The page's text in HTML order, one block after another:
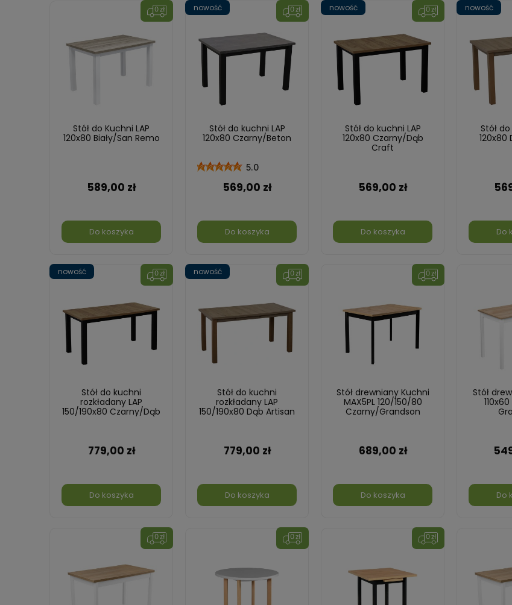
Stół do Kuchni LAP
120x80 Biały/San Remo
589,00 zł
Do koszyka
Stół do kuchni LAP
120x80 Czarny/Beton
5.0
569,00 zł
Do koszyka
nowość
Stół do kuchni LAP
120x80 Czarny/Dąb
Craft
569,00 zł
Do koszyka
nowość
Stół
120x80
Do
nowość
Stół do kuchni
rozkładany LAP
150/190x80 Czarny/Dąb
779,00 zł
Do koszyka
nowość
Stół do kuchni
rozkładany LAP
150/190x80 Dąb Artisan
779,00 zł
Do koszyka
nowość
Stół drewniany Kuchni
MAX5PL 120/150/80
Czarny/Grandson
689,00 zł
Do koszyka
Stół
Do